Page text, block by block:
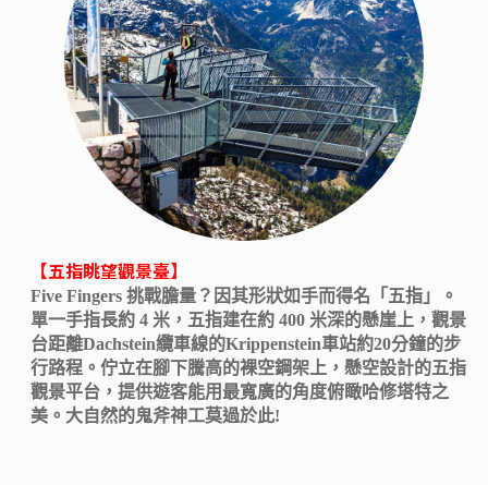
【五指眺望觀景臺】
Five Fingers 挑戰膽量？因其形狀如手而得名「五指」。
單一手指長約 4 米，五指建在約 400 米深的懸崖上，觀景
台距離Dachstein纜車線的Krippenstein車站約20分鐘的步
行路程。佇立在腳下騰高的裸空鋼架上，懸空設計的五指
觀景平台，提供遊客能用最寬廣的角度俯瞰哈修塔特之
美。大自然的鬼斧神工莫過於此!